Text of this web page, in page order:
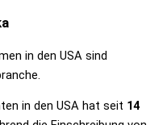
in den USA sind
in den USA hat seit 14